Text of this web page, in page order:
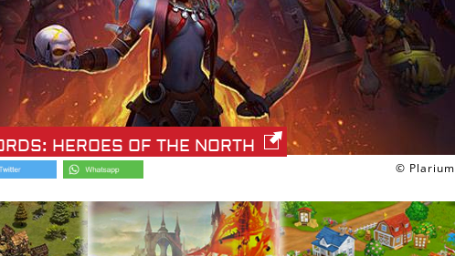
HEROES OF THE NORTH
© Plarium